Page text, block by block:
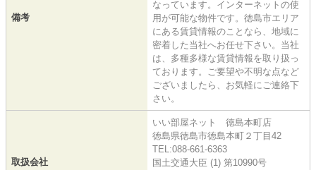
備考
なっています。インターネットの使
用が可能な物件です。徳島市エリア
にある賃貸情報のことなら、地域に
密着した当社へお任せ下さい。当社
は、多種多様な賃貸情報を取り扱っ
ております。ご要望や不明な点など
ございましたら、お気軽にご連絡下
さい。
取扱会社
いい部屋ネット 徳島本町店
徳島県徳島市徳島本町２丁目42
TEL:088-661-6363
国土交通大臣 (1) 第10990号